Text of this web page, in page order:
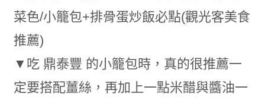
▼吃 鼎泰豐 的小籠包時，真的很推薦一
定要搭配薑絲，再加上一點米醋與醬油一